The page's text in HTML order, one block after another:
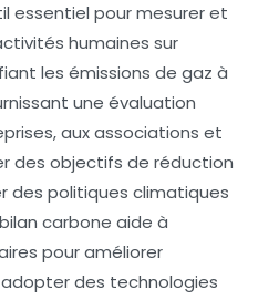
essentiel pour mesurer et
humaines sur
les émissions de gaz à
une évaluation
aux associations et
des objectifs de réduction
des politiques climatiques
carbone aide à
pour améliorer
des technologies